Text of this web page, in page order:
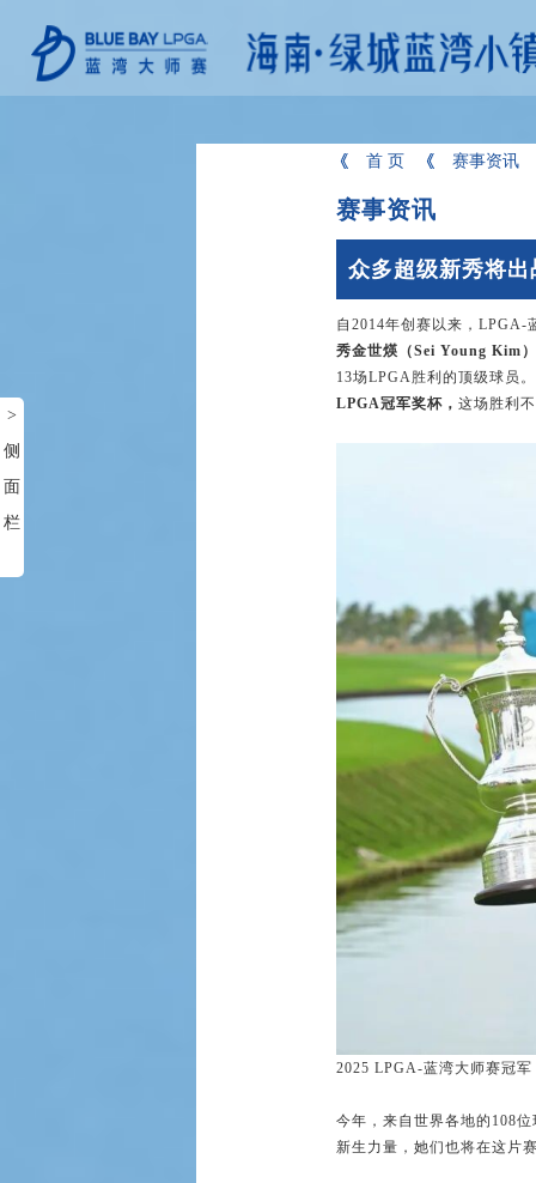
首 页 赛事资讯
赛事资讯
众多超级新秀将
自2014年创赛以来，LPGA-
秀金世煐（Sei Young Kim
13场LPGA胜利的顶级球员
LPGA冠军奖杯， 这场胜利
2025 LPGA-蓝湾大师赛冠
今年，来自世界各地的108
新生力量，她们也将在这片
>
侧
面
栏